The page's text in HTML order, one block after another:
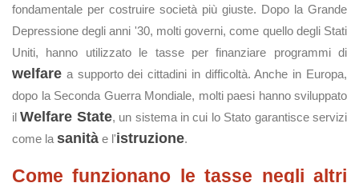
fondamentale per costruire società più giuste. Dopo la Grande
Depressione degli anni '30, molti governi, come quello degli Stati
Uniti, hanno utilizzato le tasse per finanziare programmi di
welfare a supporto dei cittadini in difficoltà. Anche in Europa,
dopo la Seconda Guerra Mondiale, molti paesi hanno sviluppato
ilWelfare State, un sistema in cui lo Stato garantisce servizi
come la sanità e l'istruzione.
Come funzionano le tasse negli altri